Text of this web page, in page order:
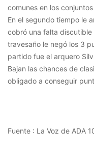
comunes en los
En el segundo tiempo le
cobró una falta
travesaño le negó los 3
partido fue el arquero
Bajan las chances de
obligado a conseguir
Fuente : La Voz de ADA